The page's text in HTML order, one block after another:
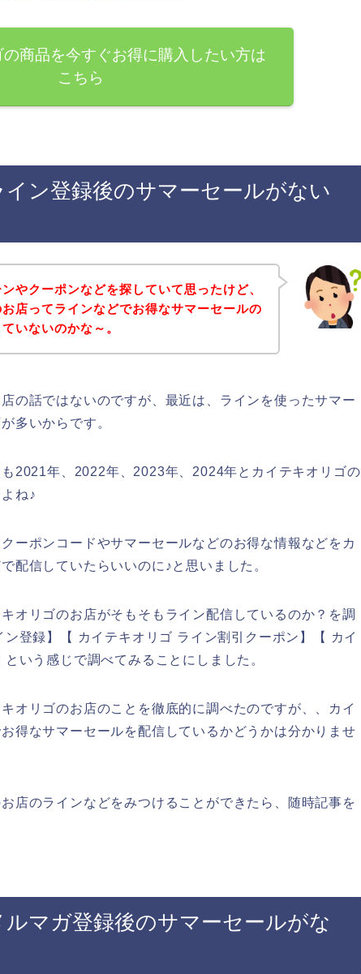
商品を今すぐお得に購入したい方は
こちら
ン登録後のサマーセールがない
やクーポンなどを探していて思ったけど、
店ってラインなどでお得なサマーセールの
いないのかな～。
の話ではないのですが、最近は、ラインを使ったサマー
多いからです。
2021年、2022年、2023年、2024年とカイテキオリゴの
ね♪
ーポンコードやサマーセールなどのお得な情報などをカ
配信していたらいいのに♪と思いました。
オリゴのお店がそもそもライン配信しているのか？を調
登録】【 カイテキオリゴ ライン割引クーポン】【 カイ
いう感じで調べてみることにしました。
オリゴのお店のことを徹底的に調べたのですが、、カイ
得なサマーセールを配信しているかどうかは分かりませ
店のラインなどをみつけることができたら、随時記事を
マガ登録後のサマーセールがな